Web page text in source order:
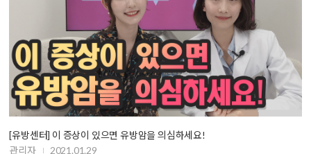
[유방센터] 이 증상이 있으면 유방암을 의심하세요!
관리자
2021.01.29